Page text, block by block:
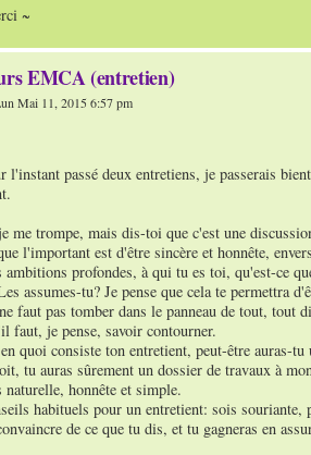
~
EMCA (entretien)
Mai 11, 2015 6:57 pm
passé deux entretiens, je passerais
me trompe, mais dis-toi que c'est une
l'important est d'être sincère et honnête,
ambitions profondes, à qui tu es toi, qu'est-ce
assumes-tu? Je pense que cela te
faut pas tomber dans le panneau de tout, tout
faut, je pense, savoir contourner.
quoi consiste ton entretient, peut-être auras-tu
tu auras sûrement un dossier de travaux à
honnête et simple.
habituels pour un entretient: sois
de ce que tu dis, et tu gagneras en